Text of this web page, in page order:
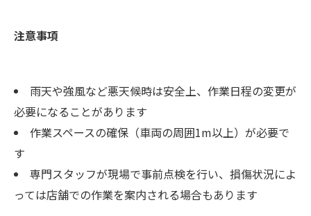
注意事項
雨天や強風など悪天候時は安全上、作業日程の変更が
必要になることがあります
作業スペースの確保（車両の周囲1m以上）が必要で
す
専門スタッフが現場で事前点検を行い、損傷状況によ
っては店舗での作業を案内される場合もあります